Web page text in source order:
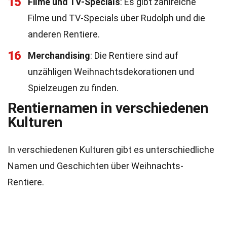
Filme und TV-Specials über Rudolph und die
anderen Rentiere.
16 Merchandising: Die Rentiere sind auf
unzähligen Weihnachtsdekorationen und
Spielzeugen zu finden.
Rentiernamen in verschiedenen
Kulturen
In verschiedenen Kulturen gibt es unterschiedliche
Namen und Geschichten über Weihnachts-
Rentiere.